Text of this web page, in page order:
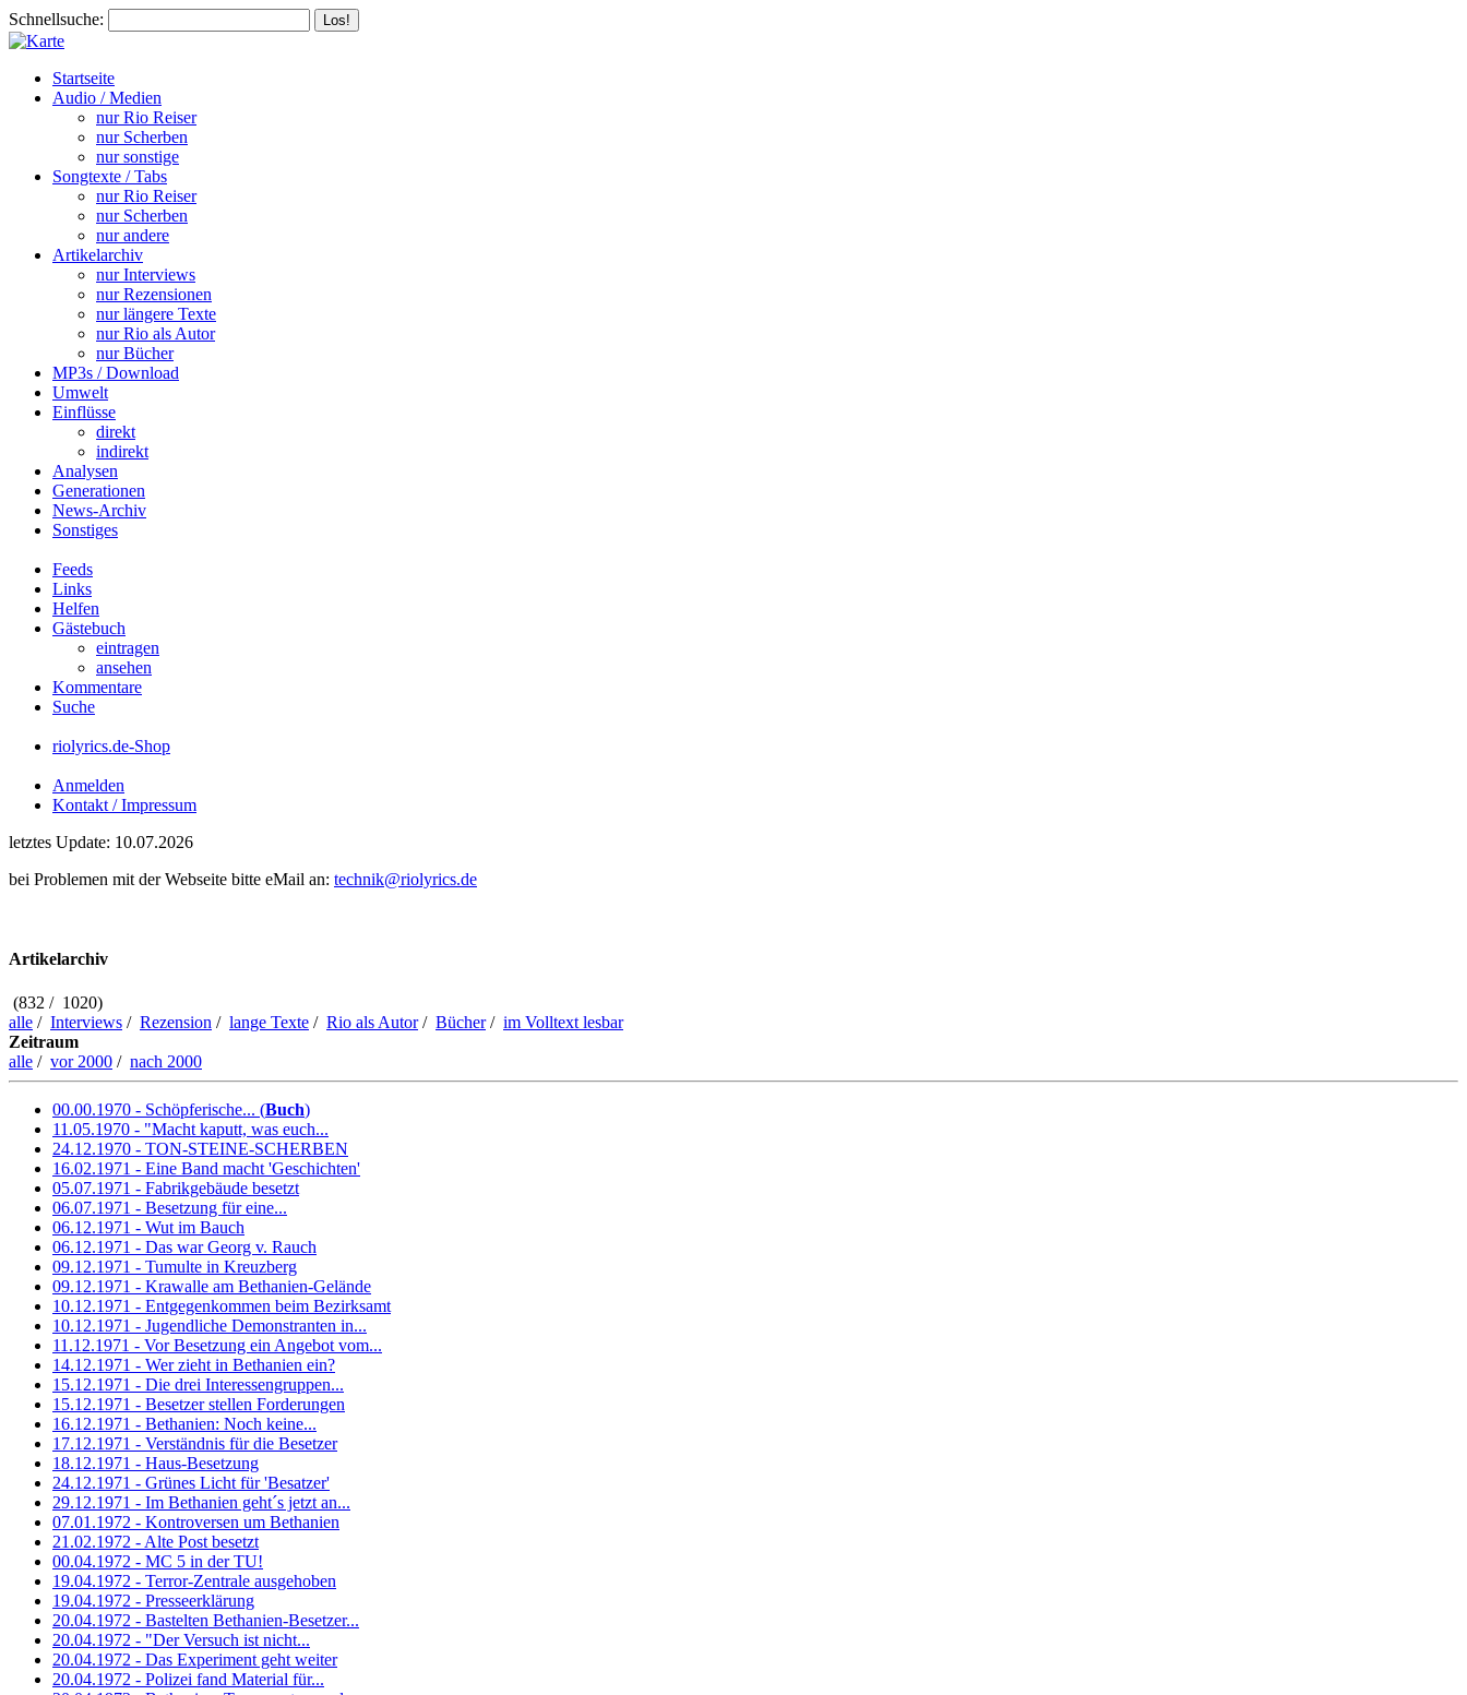
Schnellsuche:
Startseite
Audio / Medien
nur Rio Reiser
nur Scherben
nur sonstige
Songtexte / Tabs
nur Rio Reiser
nur Scherben
nur andere
Artikelarchiv
nur Interviews
nur Rezensionen
nur längere Texte
nur Rio als Autor
nur Bücher
MP3s / Download
Umwelt
Einflüsse
direkt
indirekt
Analysen
Generationen
News-Archiv
Sonstiges
Feeds
Links
Helfen
Gästebuch
eintragen
ansehen
Kommentare
Suche
riolyrics.de-Shop
Anmelden
Kontakt / Impressum
letztes Update: 10.07.2026
bei Problemen mit der Webseite bitte eMail an: technik@riolyrics.de
Artikelarchiv
(832 / 1020)
alle / Interviews / Rezension / lange Texte / Rio als Autor/ Bücher/ im Volltext lesbar
Zeitraum
alle / vor 2000 / nach 2000
00.00.1970 - Schöpferische... (Buch)
11.05.1970 - "Macht kaputt, was euch...
24.12.1970 - TON-STEINE-SCHERBEN
16.02.1971 - Eine Band macht 'Geschichten'
05.07.1971 - Fabrikgebäude besetzt
06.07.1971 - Besetzung für eine...
06.12.1971 - Wut im Bauch
06.12.1971 - Das war Georg v. Rauch
09.12.1971 - Tumulte in Kreuzberg
09.12.1971 - Krawalle am Bethanien-Gelände
10.12.1971 - Entgegenkommen beim Bezirksamt
10.12.1971 - Jugendliche Demonstranten in...
11.12.1971 - Vor Besetzung ein Angebot vom...
14.12.1971 - Wer zieht in Bethanien ein?
15.12.1971 - Die drei Interessengruppen...
15.12.1971 - Besetzer stellen Forderungen
16.12.1971 - Bethanien: Noch keine...
17.12.1971 - Verständnis für die Besetzer
18.12.1971 - Haus-Besetzung
24.12.1971 - Grünes Licht für 'Besatzer'
29.12.1971 - Im Bethanien geht´s jetzt an...
07.01.1972 - Kontroversen um Bethanien
21.02.1972 - Alte Post besetzt
00.04.1972 - MC 5 in der TU!
19.04.1972 - Terror-Zentrale ausgehoben
19.04.1972 - Presseerklärung
20.04.1972 - Bastelten Bethanien-Besetzer...
20.04.1972 - "Der Versuch ist nicht...
20.04.1972 - Das Experiment geht weiter
20.04.1972 - Polizei fand Material für...